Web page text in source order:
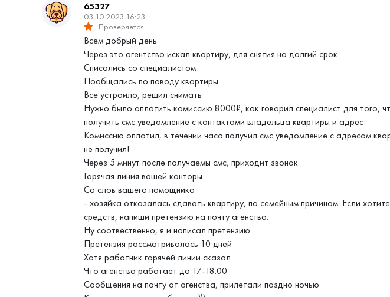
65327
03.10.2023 16:23
Проверяется
Всем добрый день
Через это агентство искал квартиру, для снятия на долгий срок
Списались со специалистом
Пообщались по поводу квартиры
Все устроило, решил снимать
Нужно было оплатить комиссию 8000₽, как говорил специалист для того,
получить смс уведомление с контактами владельца квартиры и адрес
Комиссию оплатил, в течении часа получил смс уведомление с адресом
не получил!
Через 5 минут после получаемы смс, приходит звонок
Горячая линия вашей конторы
Со слов вашего помощника
- хозяйка отказалась сдавать квартиру, по семейным причинам. Если
средств, напиши претензию на почту агенства.
Ну соотвественно, я и написал претензию
Претензия рассматривалась 10 дней
Хотя работник горячей линии сказал
Что агенство работает до 17-18:00
Сообщения на почту от агенства, прилетали поздно ночью